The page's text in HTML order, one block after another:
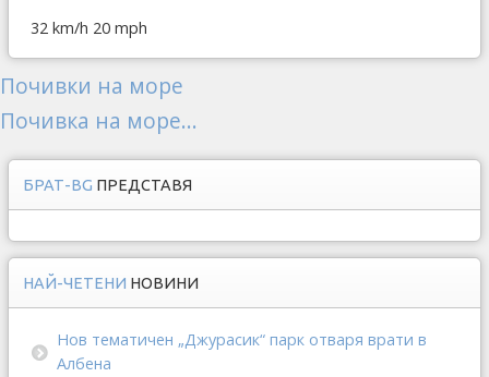
32 km/h 20 mph
Почивки на море
Почивка на море...
БРАТ-BG ПРЕДСТАВЯ
НАЙ-ЧЕТЕНИ НОВИНИ
Нов тематичен „Джурасик“ парк отваря врати в
Албена